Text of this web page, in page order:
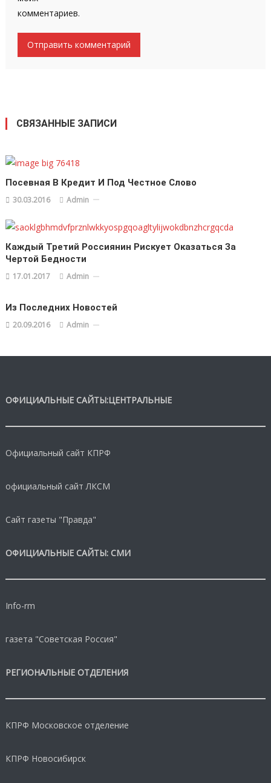
комментариев.
СВЯЗАННЫЕ ЗАПИСИ
Посевная В Кредит И Под Честное Слово
30.03.2016 Admin
Каждый Третий Россиянин Рискует Оказаться За
Чертой Бедности
17.01.2017 Admin
Из Последних Новостей
20.09.2016 Admin
ОФИЦИАЛЬНЫЕ САЙТЫ:ЦЕНТРАЛЬНЫЕ
Официальный сайт КПРФ
официальный сайт ЛКСМ
Сайт газеты "Правда"
ОФИЦИАЛЬНЫЕ САЙТЫ: СМИ
Info-rm
газета "Советская Россия"
РЕГИОНАЛЬНЫЕ ОТДЕЛЕНИЯ
КПРФ Московское отделение
КПРФ Новосибирск